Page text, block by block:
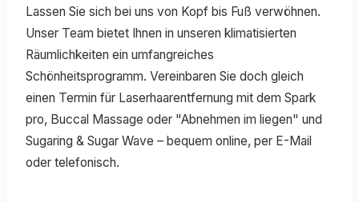
Lassen Sie sich bei uns von Kopf bis Fuß verwöhnen.
Unser Team bietet Ihnen in unseren klimatisierten
Räumlichkeiten ein umfangreiches
Schönheitsprogramm. Vereinbaren Sie doch gleich
einen Termin für Laserhaarentfernung mit dem Spark
pro, Buccal Massage oder "Abnehmen im liegen" und
Sugaring & Sugar Wave – bequem online, per E-Mail
oder telefonisch.